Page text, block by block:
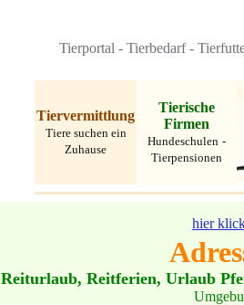
Tierportal - Tierbedarf -
Tiervermittlung
Tiere suchen ein
Zuhause
Tierische
Firmen
Hundeschulen -
Tierpensionen
hier
Reiturlaub, Reitferien, Urlaub